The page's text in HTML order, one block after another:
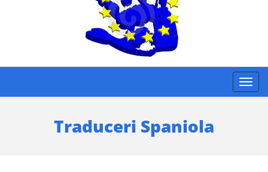
Traduceri Spaniola